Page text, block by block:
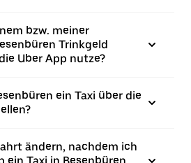
bzw. meiner
Trinkgeld
Uber App nutze?
ein Taxi über die
ändern, nachdem ich